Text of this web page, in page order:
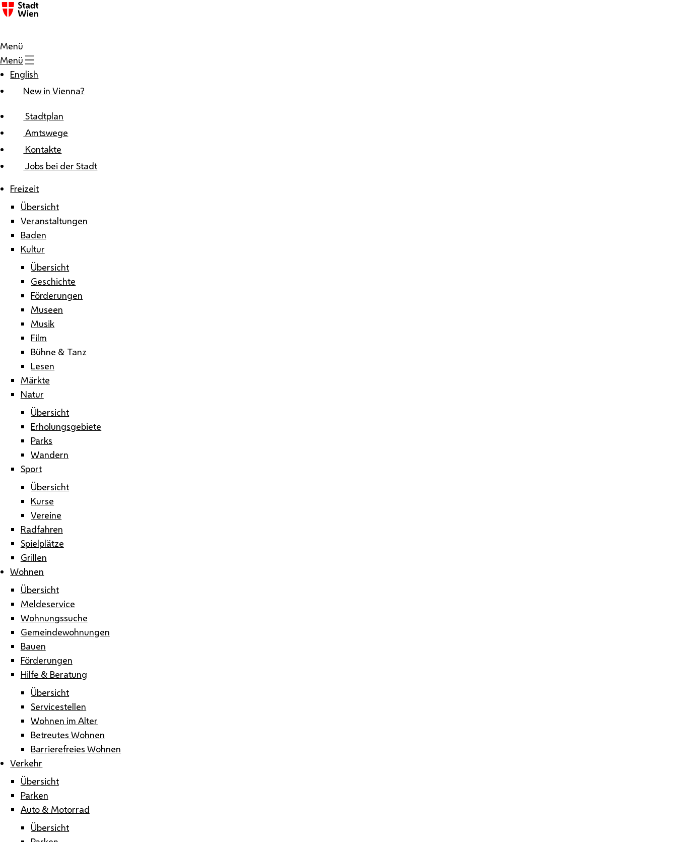
Zum Inhalt
Menü
Menü
English
New in Vienna?
Stadtplan
Amtswege
Kontakte
Jobs bei der Stadt
Freizeit
Übersicht
Veranstaltungen
Baden
Kultur
Übersicht
Geschichte
Förderungen
Museen
Musik
Film
Bühne & Tanz
Lesen
Märkte
Natur
Übersicht
Erholungsgebiete
Parks
Wandern
Sport
Übersicht
Kurse
Vereine
Radfahren
Spielplätze
Grillen
Wohnen
Übersicht
Meldeservice
Wohnungssuche
Gemeindewohnungen
Bauen
Förderungen
Hilfe & Beratung
Übersicht
Servicestellen
Wohnen im Alter
Betreutes Wohnen
Barrierefreies Wohnen
Verkehr
Übersicht
Parken
Auto & Motorrad
Übersicht